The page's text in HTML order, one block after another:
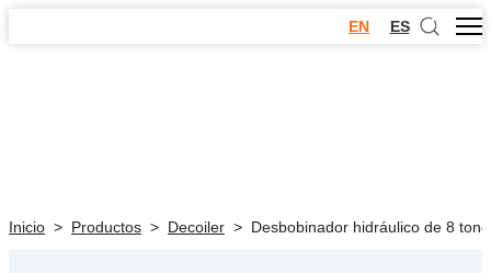
EN ES
Inicio > Productos > Decoiler > Desbobinador hidráulico de 8